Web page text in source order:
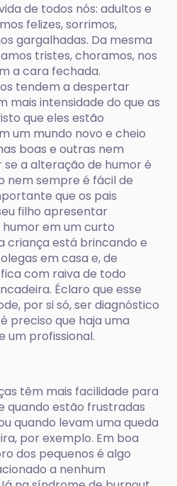
de todos nós: adultos e
felizes, sorrimos,
gargalhadas. Da mesma
tristes, choramos, nos
a cara fechada.
tendem a despertar
mais intensidade do que as
que eles estão
um mundo novo e cheio
boas e outras nem
a alteração de humor é
nem sempre é fácil de
que os pais
filho apresentar
em um curto
criança está brincando e
em casa e, de
com raiva de todo
Éclaro que esse
por si só, ser diagnóstico
é preciso que haja uma
um profissional.
têm mais facilidade para
quando estão frustradas
quando levam uma queda
por exemplo. Em boa
dos pequenos é algo
a nenhum